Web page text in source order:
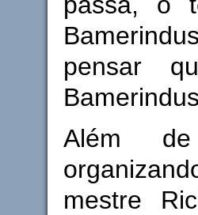
pensar
Além
mestre